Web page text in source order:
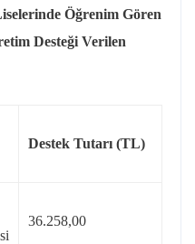
Öğrenim Gören
Desteği Verilen
Destek Tutarı (TL)
36.258,00